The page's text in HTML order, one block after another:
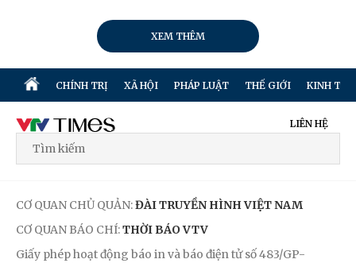
XEM THÊM
CHÍNH TRỊ XÃ HỘI PHÁP LUẬT THẾ GIỚI KINH TẾ
LIÊN HỆ
CƠ QUAN CHỦ QUẢN:ĐÀI TRUYỀN HÌNH VIỆT NAM
CƠ QUAN BÁO CHÍ:THỜI BÁO VTV
Giấy phép hoạt động báo in và báo điện tử số 483/GP-